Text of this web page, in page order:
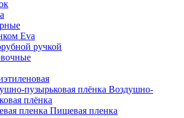
Eva
ручкой
Воздушно-
плёнка
Пищевая пленка